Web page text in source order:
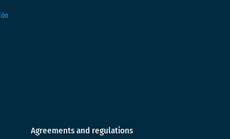
Agreements and regulations